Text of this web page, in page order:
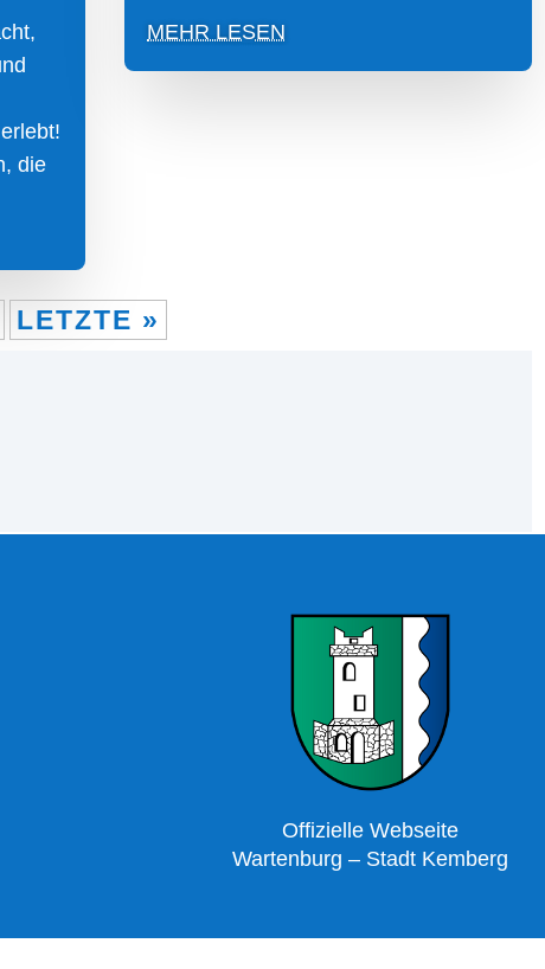
die
MEHR LESEN
LETZTE »
Offizielle Webseite
Wartenburg – Stadt Kemberg